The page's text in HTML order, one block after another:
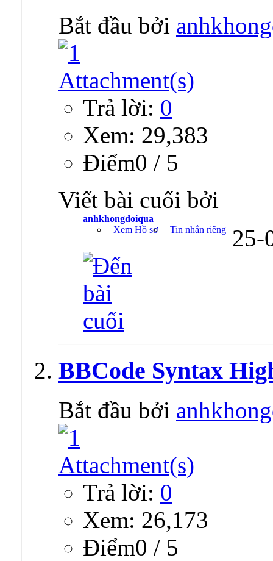
Bắt đầu bởi
Trả lời: 0
Xem: 29,383
Ðiểm0 / 5
Viết bài cuối bởi
anhkhongdoiqua
Xem Hồ sơ
Tin nhắn riêng 25-
BBCode Syntax
Bắt đầu bởi
Trả lời: 0
Xem: 26,173
Ðiểm0 / 5